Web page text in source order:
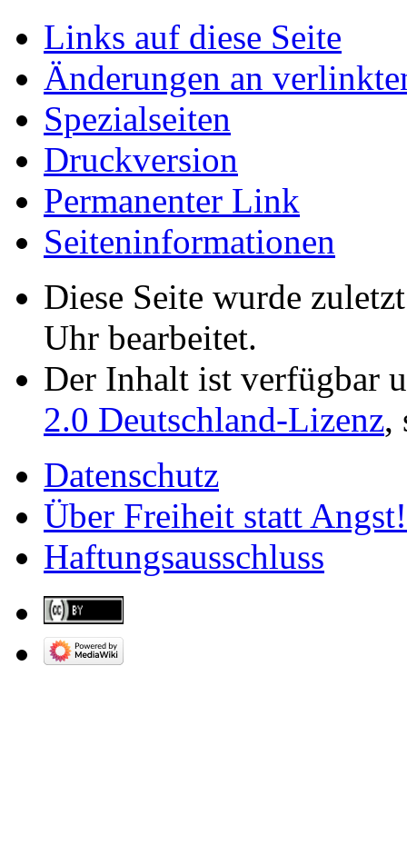
Links auf diese Seite
Änderungen an
Spezialseiten
Druckversion
Permanenter Link
Seiten­­informationen
Diese Seite wurde
Uhr bearbeitet.
Der Inhalt ist verfügbar
2.0 Deutschland-Lizenz,
Datenschutz
Über Freiheit statt Angst!
Haftungsausschluss